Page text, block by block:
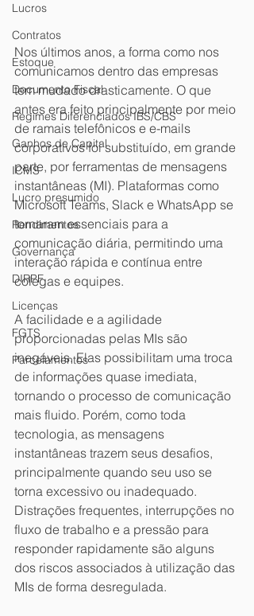
Lucros
Contratos
Estoque
Documento Fiscal
Regimes Diferenciados IBS/CBS
Ganhos de Capital
ICMS
Lucro presumido
Rendimentos
Governança
DIRPF
Licenças
FGTS
Parcelamentos
Nos últimos anos, a forma como nos
comunicamos dentro das empresas
tem mudado drasticamente. O que
antes era feito principalmente por meio
de ramais telefônicos e e-mails
corporativos foi substituído, em grande
parte, por ferramentas de mensagens
instantâneas (MI). Plataformas como
Microsoft Teams, Slack e WhatsApp se
tornaram essenciais para a
comunicação diária, permitindo uma
interação rápida e contínua entre
colegas e equipes.
A facilidade e a agilidade
proporcionadas pelas MIs são
inegáveis. Elas possibilitam uma troca
de informações quase imediata,
tornando o processo de comunicação
mais fluido. Porém, como toda
tecnologia, as mensagens
instantâneas trazem seus desafios,
principalmente quando seu uso se
torna excessivo ou inadequado.
Distrações frequentes, interrupções no
fluxo de trabalho e a pressão para
responder rapidamente são alguns
dos riscos associados à utilização das
MIs de forma desregulada.